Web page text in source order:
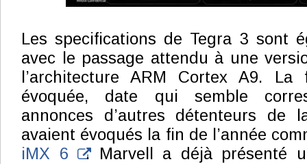
Les specifications de Tegra 3 sont
avec le passage attendu à une
l’architecture ARM Cortex A9.
évoquée, date qui semble
annonces d’autres détenteurs de
avaient évoqués la fin de l’année
iMX 6 . Marvell a déjà présenté